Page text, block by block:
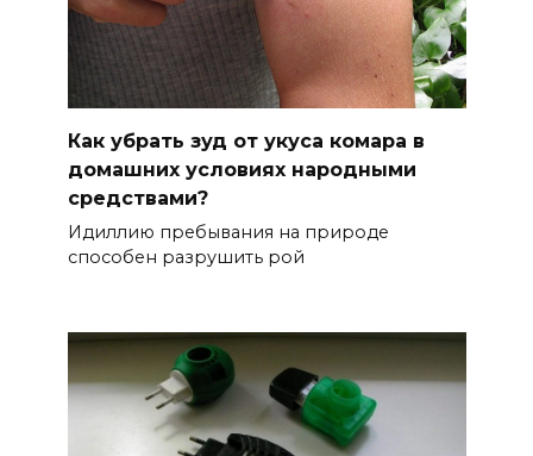
Как убрать зуд от укуса комара в
домашних условиях народными
средствами?
Идиллию пребывания на природе
способен разрушить рой